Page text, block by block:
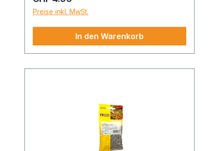
An Klippen und Schrofen brechen
immer wieder kleinere und größere Fels-
und Geröllblöcke ab und sammeln sich
in Geröllfeldern unterhalb der Steilwände
oder in Flussbetten. Das Geröll von
detaillieren. Es wird in drei
verschiedenenKörnungen angeboten
und kann sortenrein oder gemischt
verwendet werden.
Preise inkl. MwSt.
In den Warenkorb